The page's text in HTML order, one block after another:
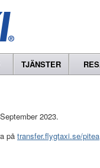
TJÄNSTER
2023.
på transfer.flygtaxi.se/pitea